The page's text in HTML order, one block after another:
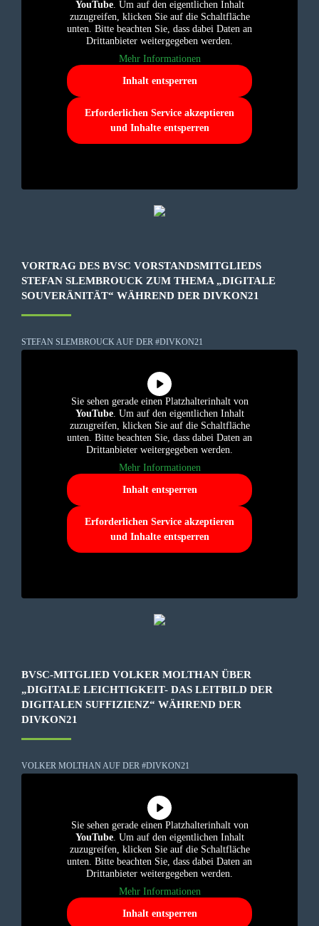
YouTube. Um auf den eigentlichen Inhalt
zuzugreifen, klicken Sie auf die Schaltfläche
unten. Bitte beachten Sie, dass dabei Daten an
Drittanbieter weitergegeben werden.
Mehr Informationen
Inhalt entsperren
Erforderlichen Service akzeptieren
und Inhalte entsperren
VORTRAG DES BVSC VORSTANDSMITGLIEDS
STEFAN SLEMBROUCK ZUM THEMA „DIGITALE
SOUVERÄNITÄT“ WÄHREND DER DIVKON21
STEFAN SLEMBROUCK AUF DER #DIVKON21
Sie sehen gerade einen Platzhalterinhalt von
YouTube. Um auf den eigentlichen Inhalt
zuzugreifen, klicken Sie auf die Schaltfläche
unten. Bitte beachten Sie, dass dabei Daten an
Drittanbieter weitergegeben werden.
Mehr Informationen
Inhalt entsperren
Erforderlichen Service akzeptieren
und Inhalte entsperren
BVSC-MITGLIED VOLKER MOLTHAN ÜBER
„DIGITALE LEICHTIGKEIT- DAS LEITBILD DER
DIGITALEN SUFFIZIENZ“ WÄHREND DER
DIVKON21
VOLKER MOLTHAN AUF DER #DIVKON21
Sie sehen gerade einen Platzhalterinhalt von
YouTube. Um auf den eigentlichen Inhalt
zuzugreifen, klicken Sie auf die Schaltfläche
unten. Bitte beachten Sie, dass dabei Daten an
Drittanbieter weitergegeben werden.
Mehr Informationen
Inhalt entsperren